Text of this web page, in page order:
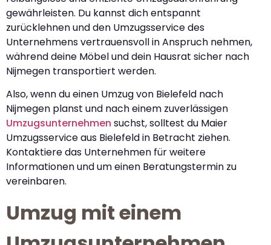
gewährleisten. Du kannst dich entspannt
zurücklehnen und den Umzugsservice des
Unternehmens vertrauensvoll in Anspruch nehmen,
während deine Möbel und dein Hausrat sicher nach
Nijmegen transportiert werden.
Also, wenn du einen Umzug von Bielefeld nach
Nijmegen planst und nach einem zuverlässigen
Umzugsunternehmen suchst, solltest du Maier
Umzugsservice aus Bielefeld in Betracht ziehen.
Kontaktiere das Unternehmen für weitere
Informationen und um einen Beratungstermin zu
vereinbaren.
Umzug mit einem